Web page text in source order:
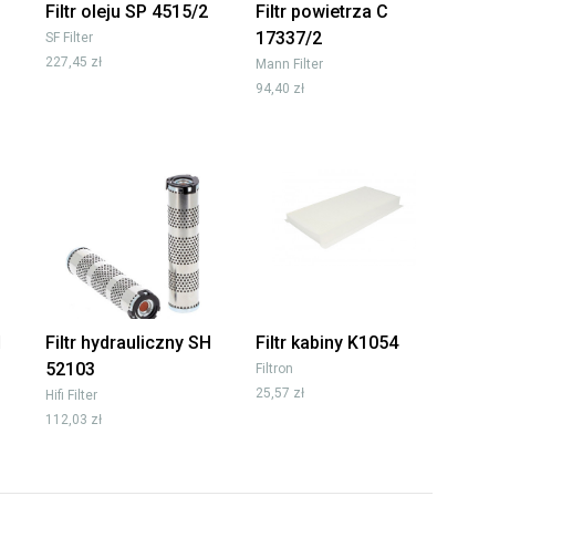
Filtr oleju SP 4515/2
SF Filter
227,45 zł
Filtr powietrza C
17337/2
Mann Filter
94,40 zł
Filtr hydrauliczny SH
52103
Hifi Filter
112,03 zł
Filtr kabiny K1054
Filtron
25,57 zł